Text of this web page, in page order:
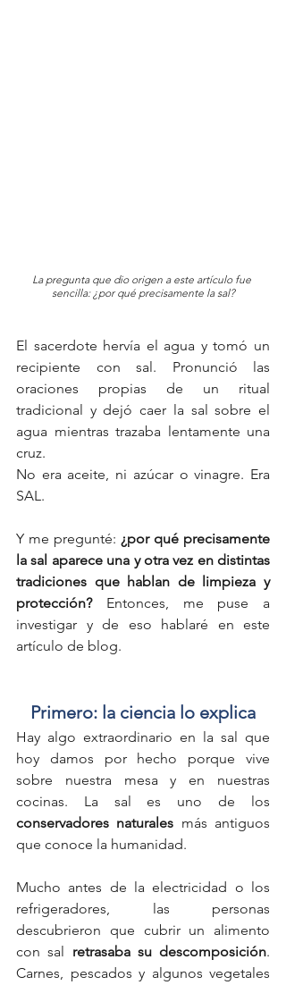
La pregunta que dio origen a este artículo fue
sencilla: ¿por qué precisamente la sal?
El sacerdote hervía el agua y tomó un
recipiente con sal. Pronunció las
oraciones propias de un ritual
tradicional y dejó caer la sal sobre el
agua mientras trazaba lentamente una
cruz.
No era aceite, ni azúcar o vinagre. Era
SAL.
Y me pregunté: ¿por qué precisamente
la sal aparece una y otra vez en distintas
tradiciones que hablan de limpieza y
protección? Entonces, me puse a
investigar y de eso hablaré en este
artículo de blog.
Primero: la ciencia lo explica
Hay algo extraordinario en la sal que
hoy damos por hecho porque vive
sobre nuestra mesa y en nuestras
conservadores naturales más antiguos
que conoce la humanidad.
Mucho antes de la electricidad o los
refrigeradores, las personas
descubrieron que cubrir un alimento
con sal retrasaba su descomposición.
Carnes, pescados y algunos vegetales